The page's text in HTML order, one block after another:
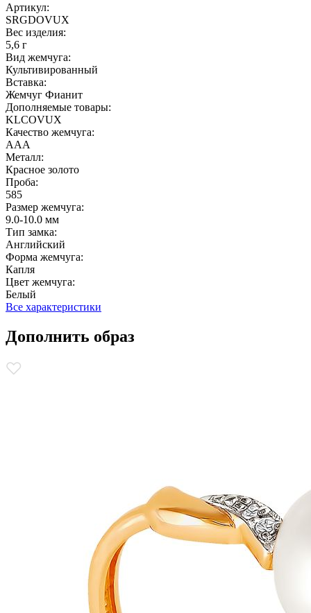
Артикул:
SRGDOVUX
Вес изделия:
5,6 г
Вид жемчуга:
Культивированный
Вставка:
Жемчуг Фианит
Дополняемые товары:
KLCOVUX
Качество жемчуга:
ААА
Металл:
Красное золото
Проба:
585
Размер жемчуга:
9.0-10.0 мм
Тип замка:
Английский
Форма жемчуга:
Капля
Цвет жемчуга:
Белый
Все характеристики
Дополнить образ